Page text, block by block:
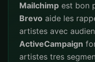
Mailchimp est bon
Brevo aide les
artistes avec
ActiveCampaign
artistes tres